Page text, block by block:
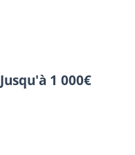
Jusqu'à 1 000€